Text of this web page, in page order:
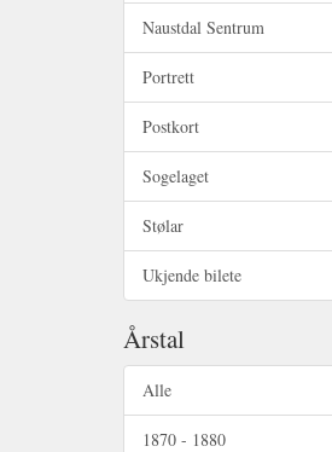
Naustdal Sentrum
Portrett
Postkort
Sogelaget
Stølar
Ukjende bilete
Årstal
Alle
1870 - 1880